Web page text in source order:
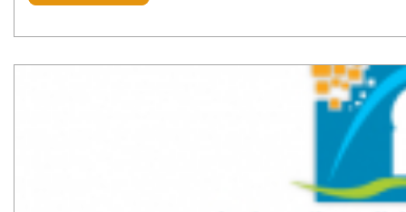
Erasmus+ KA171 – Students Bachelor/Master (Only Bachelor and Master students are concerned for this mobility.)